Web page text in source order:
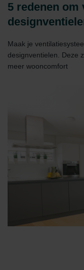
5 redenen om
Maak je
designventielen. Deze
meer wooncomfort